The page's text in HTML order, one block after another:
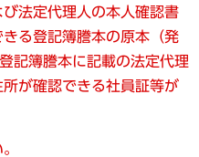
法定代理人の本人確認書
る登記簿謄本の原本（発
記簿謄本に記載の法定代理
が確認できる社員証等が